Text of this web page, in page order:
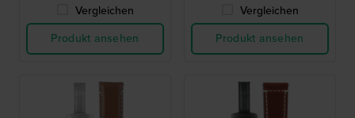
Vergleichen
Produkt ansehen
Vergleichen
Produkt ansehen